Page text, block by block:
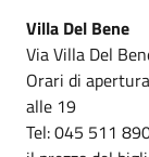
Villa Del Bene
Via Villa Del
Orari di
alle 19
Tel: 045 511